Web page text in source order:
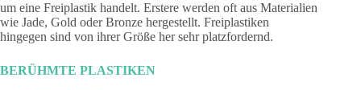
um eine Freiplastik handelt. Erstere werden oft aus Materialien
wie Jade, Gold oder Bronze hergestellt. Freiplastiken
hingegen sind von ihrer Größe her sehr platzfordernd.
BERÜHMTE PLASTIKEN